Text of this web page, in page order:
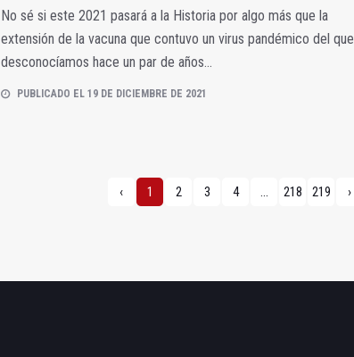
No sé si este 2021 pasará a la Historia por algo más que la
extensión de la vacuna que contuvo un virus pandémico del que
desconocíamos hace un par de años...
PUBLICADO EL 19 DE DICIEMBRE DE 2021
‹ 1 2 3 4 ... 218 219 ›